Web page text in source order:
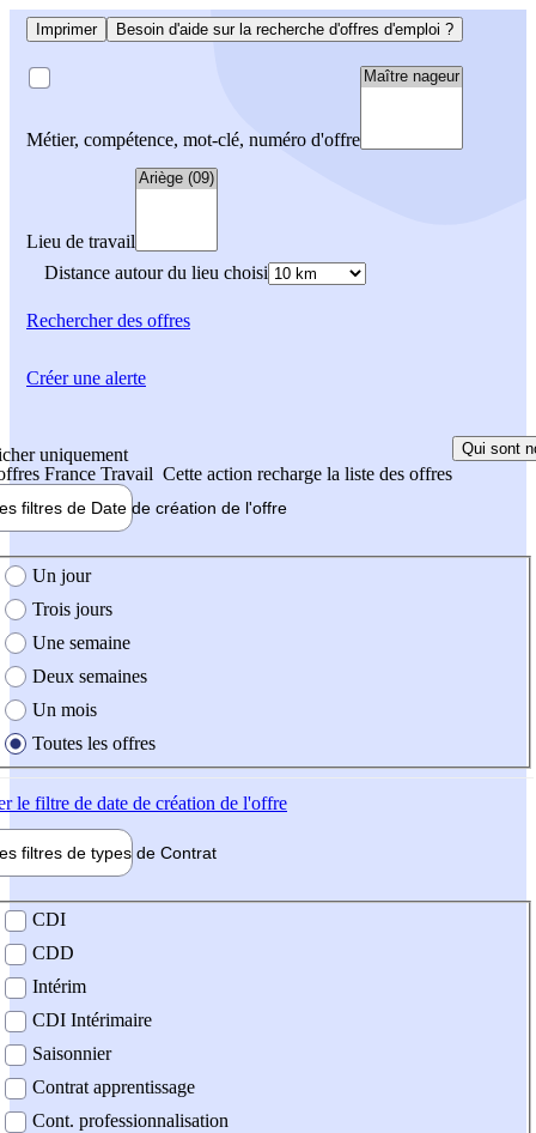
Imprimer Besoin d'aide sur la recherche d'offres d'emploi ?
Métier, compétence, mot-clé, numéro d'offre
Lieu de travail
Distance autour du lieu choisi
Rechercherdes offres
uniquement
France Travail Cette action recharge la liste des offres
Qui sont
filtres de Date de création de l'offre
création de l'offre
Un jour
Trois jours
Une semaine
Deux semaines
Un mois
Toutes les offres
le filtre de date de création de l'offre
filtres de types de Contrat
contrat
CDI
CDD
Intérim
CDI Intérimaire
Saisonnier
Contrat apprentissage
Cont. professionnalisation
Créer une alerte